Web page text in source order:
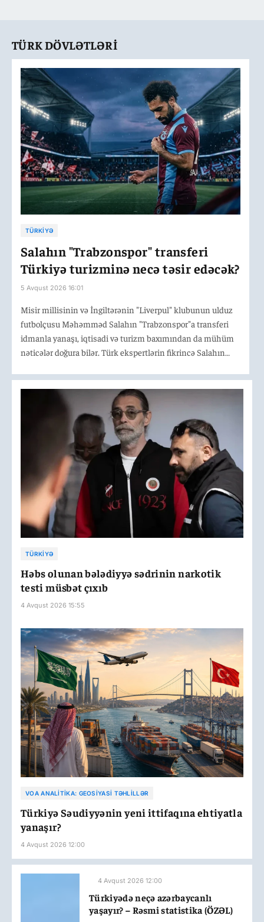
TÜRK DÖVLƏTLƏRI
TÜRKIYƏ
Salahın "Trabzonspor" transferi
Türkiyə turizminə necə təsir edəcək?
5 Avqust 2026 16:01
Misir millisinin və İngiltərənin "Liverpul" klubunun ulduz
futbolçusu Məhəmməd Salahın "Trabzonspor"a transferi
idmanla yanaşı, iqtisadi və turizm baxımından da mühüm
nəticələr doğura bilər. Türk ekspertlərin fikrincə Salahın
qiymətləndirilməməlidir.
TÜRKIYƏ
Həbs olunan bələdiyyə sədrinin narkotik
testi müsbət çıxıb
4 Avqust 2026 15:55
VOA ANALITIKA: GEOSIYASI TƏHLILLƏR
Türkiyə Səudiyyənin yeni ittifaqına ehtiyatla
yanaşır?
4 Avqust 2026 12:00
4 Avqust 2026 12:00
Türkiyədə neçə azərbaycanlı
yaşayır? – Rəsmi statistika (ÖZƏL)